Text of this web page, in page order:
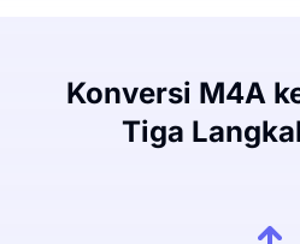
Konversi M4A
Tiga